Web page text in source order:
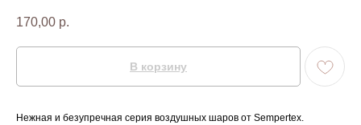
170,00 р.
В корзину
Нежная и безупречная серия воздушных шаров от Sempertex.